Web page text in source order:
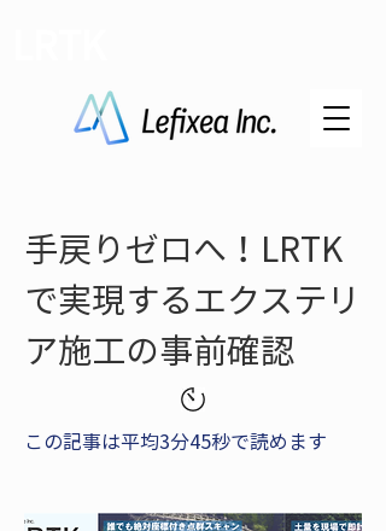
手戻りゼロへ！LRTK
で実現するエクステリ
ア施工の事前確認
この記事は平均3分45秒で読めます